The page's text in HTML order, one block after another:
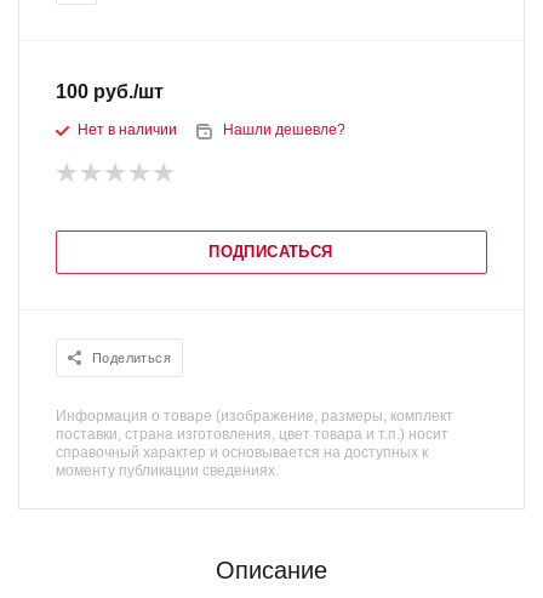
100 руб./шт
Нет в наличии Нашли дешевле?
ПОДПИСАТЬСЯ
Поделиться
Информация о товаре (изображение, размеры, комплект
поставки, страна изготовления, цвет товара и т.п.) носит
справочный характер и основывается на доступных к
моменту публикации сведениях.
Описание